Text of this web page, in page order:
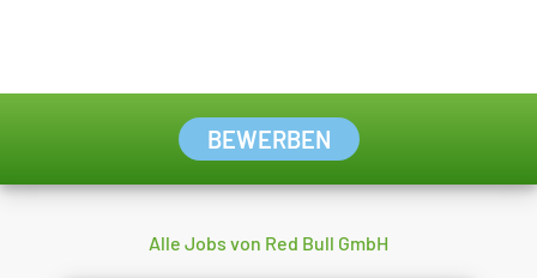
BEWERBEN
Alle Jobs von Red Bull GmbH